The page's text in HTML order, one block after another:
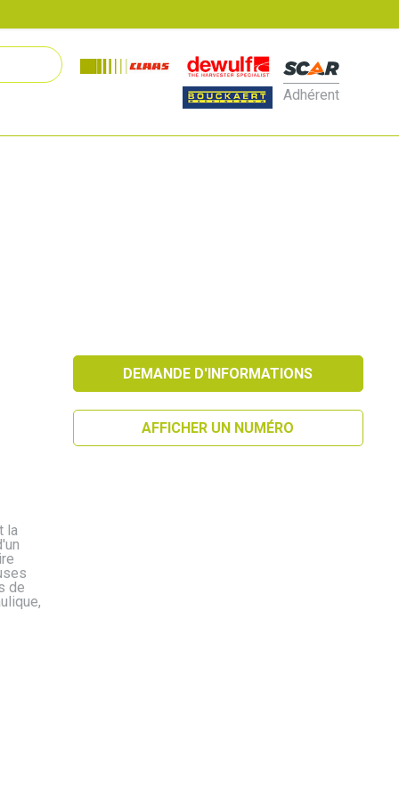
Adhérent
la
de
DEMANDE D'INFORMATIONS
AFFICHER UN NUMÉRO